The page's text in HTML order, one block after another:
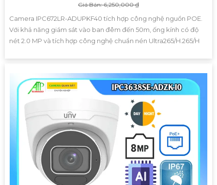
Giá Bán: 6,250,000 ₫
Camera IPC672LR-ADUPKF40 tích hợp công nghệ nguồn POE.
Với khả năng giám sát vào ban đêm đến 50m, ống kính có độ
nét 2.0 MP và tích hợp công nghệ chuẩn nén Ultra265/H.265/H